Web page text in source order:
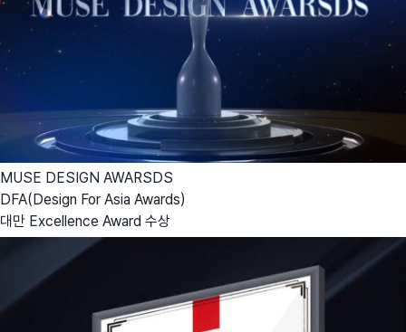
MUSE DESIGN AWARSDS
DFA(Design For Asia Awards)
대만 Excellence Award 수상